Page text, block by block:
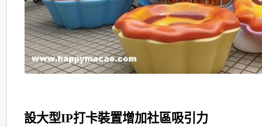
設大型IP打卡裝置增加社區吸引力